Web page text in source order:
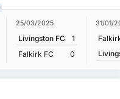
25/03/2025
Livingston FC
1
Falkirk FC
0
31/01/